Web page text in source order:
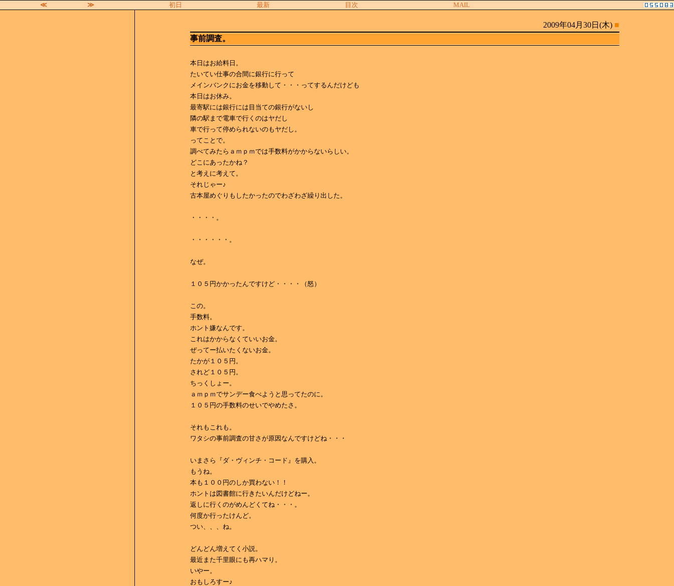
≪ ≫ 初日 最新 目次 MAIL
2009年04月30日(木) ■
事前調査。
本日はお給料日。
たいてい仕事の合間に銀行に行って
メインバンクにお金を移動して・・・ってするんだけども
本日はお休み。
最寄駅には銀行には目当ての銀行がないし
隣の駅まで電車で行くのはヤだし
車で行って停められないのもヤだし。
ってことで。
調べてみたらａｍｐｍでは手数料がかからないらしい。
どこにあったかね？
と考えに考えて。
それじゃー♪
古本屋めぐりもしたかったのでわざわざ繰り出した。
・・・・。
・・・・・・。
なぜ。
１０５円かかったんですけど・・・・（怒）
この。
手数料。
ホント嫌なんです。
これはかからなくていいお金。
ぜってー払いたくないお金。
たかが１０５円。
されど１０５円。
ちっくしょー。
ａｍｐｍでサンデー食べようと思ってたのに。
１０５円の手数料のせいでやめたさ。
それもこれも。
ワタシの事前調査の甘さが原因なんですけどね・・・
いまさら『ダ・ヴィンチ・コード』を購入。
もうね。
本も１００円のしか買わない！！
ホントは図書館に行きたいんだけどねー。
返しに行くのがめんどくてね・・・。
何度か行ったけんど。
つい、、、ね。
どんどん増えてく小説。
最近また千里眼にも再ハマり。
いやー。
おもしろすー♪